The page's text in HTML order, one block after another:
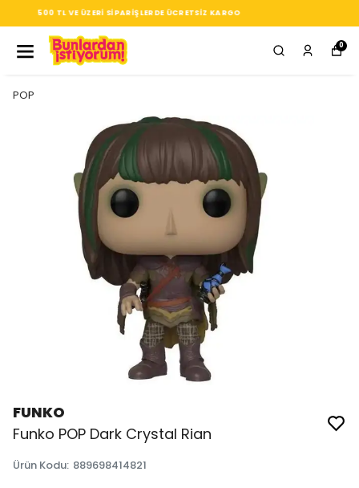
SEÇTIĞIN HER ÜRÜN, TARZINA DAIR KÜÇÜK BIR IMZA
0
POP
FUNKO
Funko POP Dark Crystal Rian
Ürün Kodu: 889698414821